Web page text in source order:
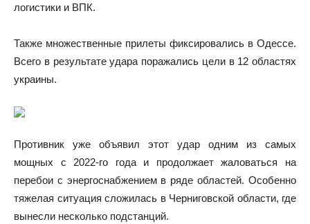
логистики и ВПК.
Также множественные прилеты фиксировались в Одессе.
Всего в результате удара поражались цели в 12 областях
украины.
Противник уже объявил этот удар одним из самых
мощных с 2022-го года и продолжает жаловаться на
перебои с энергоснабжением в ряде областей. Особенно
тяжелая ситуация сложилась в Черниговской области, где
вынесли несколько подстанций.